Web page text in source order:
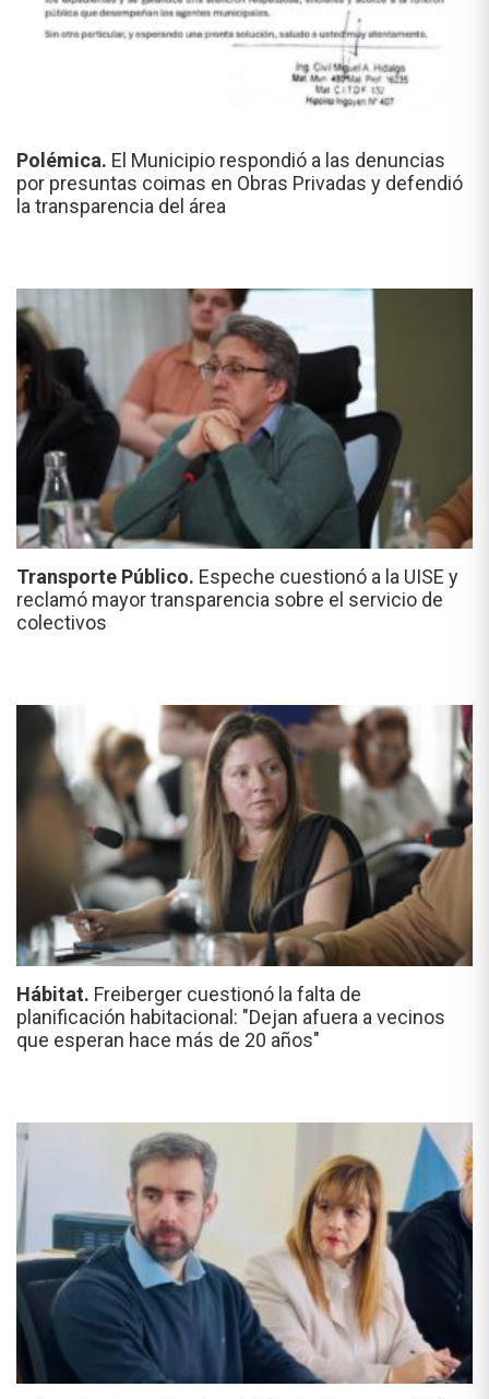
Polémica. El Municipio respondió a las denuncias
por presuntas coimas en Obras Privadas y defendió
la transparencia del área
Transporte Público. Espeche cuestionó a la UISE y
reclamó mayor transparencia sobre el servicio de
colectivos
Hábitat. Freiberger cuestionó la falta de
planificación habitacional: "Dejan afuera a vecinos
que esperan hace más de 20 años"